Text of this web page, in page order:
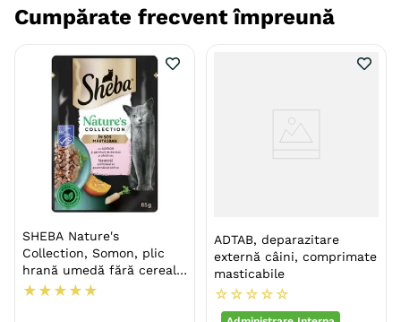
selectate, pentru o digestie cat mai echilibrata.
Reteta este special conceputa pentru cainii din rase
medii sau mari care vaneaza un gust deosebit de pui
si miel.
Beneficii:
Contine fibre și antioxidanți ce protejeaza
celulele coprului de procesele de oxidare.
Gust delicios de pui cu miel si legume, care aduc
aportul vitamininic de care organismul are
Cumpărate frecvent împreună
SHEBA Nature's
Collection, Somon, plic
hrană umedă fără cereale
pisici, (în sos)
★ ★ ★ ★ ★
ADTAB, deparazitare
externă câini, comprimate
masticabile
☆ ☆ ☆ ☆ ☆